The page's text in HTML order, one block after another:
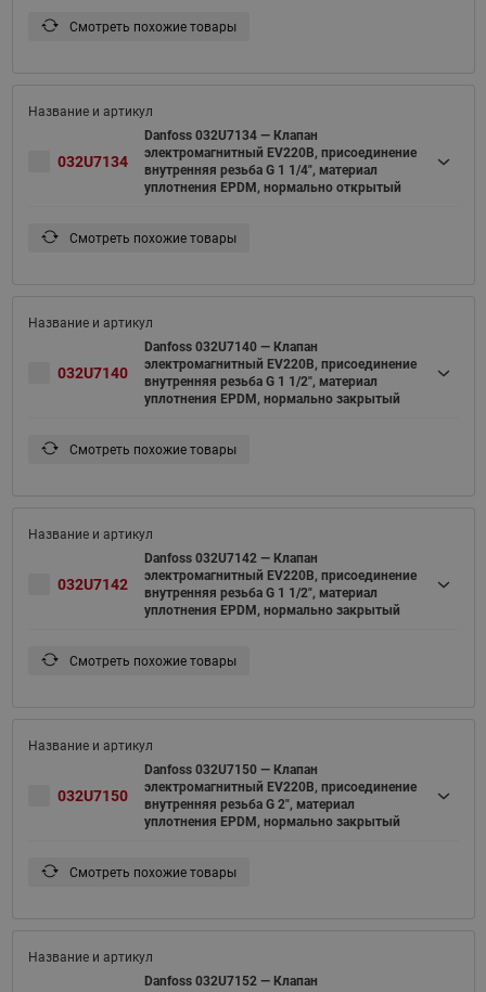
Смотреть похожие товары
032U7134
Danfoss 032U7134 — Клапан
электромагнитный EV220B, присоединение
внутренняя резьба G 1 1/4", материал
уплотнения EPDM, нормально открытый
Смотреть похожие товары
032U7140
Danfoss 032U7140 — Клапан
электромагнитный EV220B, присоединение
внутренняя резьба G 1 1/2", материал
уплотнения EPDM, нормально закрытый
Смотреть похожие товары
032U7142
Danfoss 032U7142 — Клапан
электромагнитный EV220B, присоединение
внутренняя резьба G 1 1/2", материал
уплотнения EPDM, нормально закрытый
Смотреть похожие товары
032U7150
Danfoss 032U7150 — Клапан
электромагнитный EV220B, присоединение
внутренняя резьба G 2", материал
уплотнения EPDM, нормально закрытый
Смотреть похожие товары
Danfoss 032U7152 — Клапан